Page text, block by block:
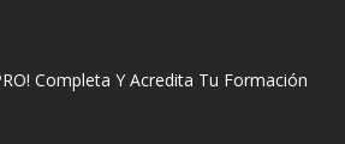
Completa Y Acredita Tu Formación